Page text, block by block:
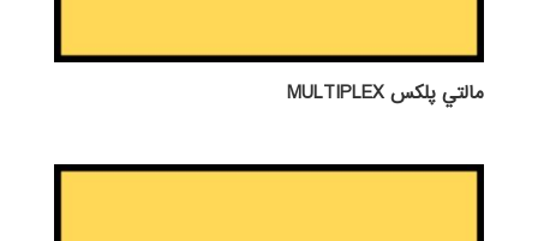
مالتي پلكس MULTIPLEX